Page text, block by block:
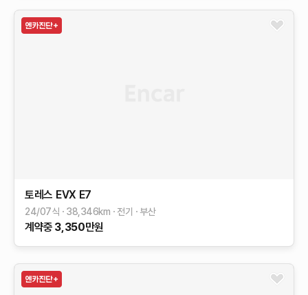
토레스 EVX E7
24/07식 38,346km 전기 부산
계약중 3,350만원